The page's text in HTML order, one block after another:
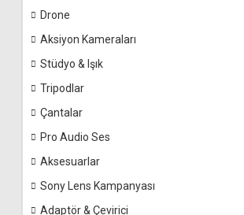
Drone
Aksiyon Kameraları
Stüdyo & Işık
Tripodlar
Çantalar
Pro Audio Ses
Aksesuarlar
Sony Lens Kampanyası
Adaptör & Çevirici